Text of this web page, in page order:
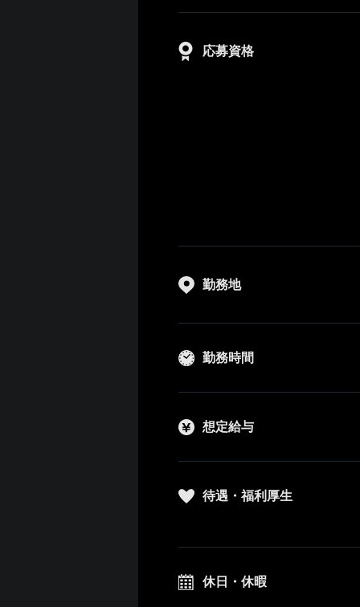
応募資格
勤務地
勤務時間
想定給与
待遇・福利厚生
休日・休暇